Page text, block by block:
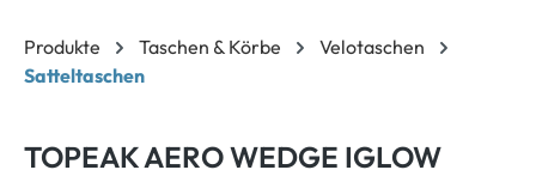
Produkte Taschen & Körbe
Velotaschen
Satteltaschen
TOPEAK AERO WEDGE IGLOW